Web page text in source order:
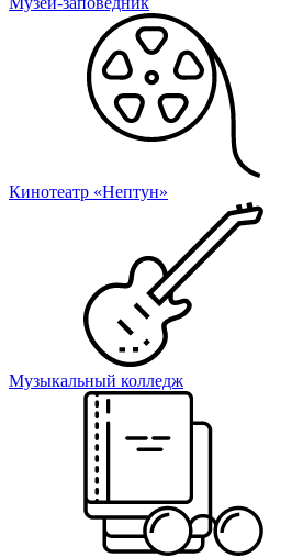
Кинотеатр «Нептун»
Музыкальный колледж